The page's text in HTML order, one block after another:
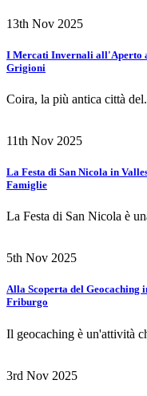
13th Nov 2025
I Mercati Invernali all'Aperto
Grigioni
Coira, la più antica città
11th Nov 2025
La Festa di San Nicola in
Famiglie
La Festa di San Nicola è
5th Nov 2025
Alla Scoperta del Geocaching
Friburgo
Il geocaching è un'attività
3rd Nov 2025